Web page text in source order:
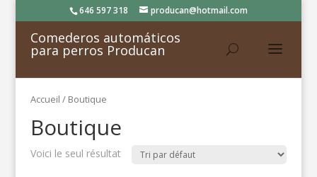
646 597 318 producan@hotmail.com
Comederos automáticos
para perros Producan
Accueil / Boutique
Boutique
Voici le seul résultat